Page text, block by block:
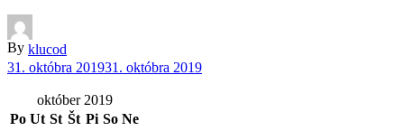
By klucod
31. októbra 201931. októbra 2019
október 2019
Po Ut St Št Pi So Ne